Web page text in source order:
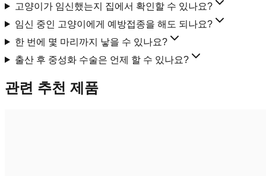
고양이가 임신했는지 집에서 확인할 수 있나요?
임신 중인 고양이에게 예방접종을 해도 되나요?
한 번에 몇 마리까지 낳을 수 있나요?
출산 후 중성화 수술은 언제 할 수 있나요?
관련 추천 제품